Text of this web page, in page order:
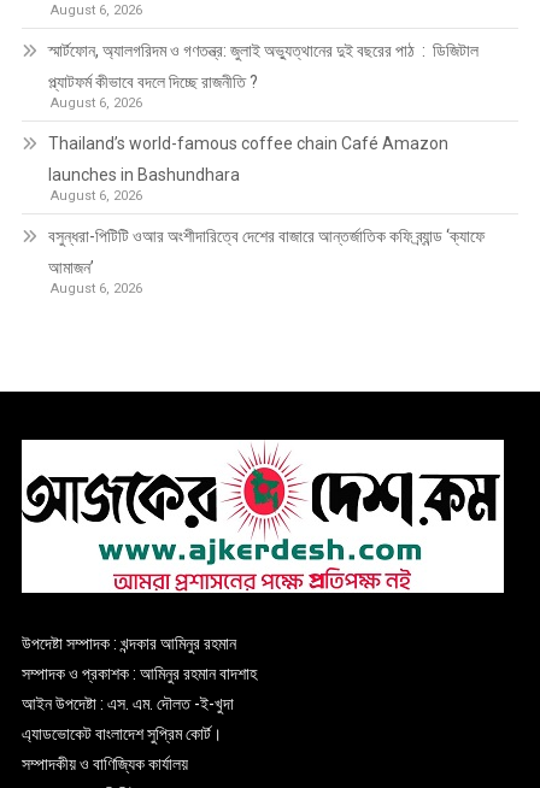
August 6, 2026
স্মার্টফোন, অ্যালগরিদম ও গণতন্ত্র: জুলাই অভ্যুত্থানের দুই বছরের পাঠ : ডিজিটাল
প্ল্যাটফর্ম কীভাবে বদলে দিচ্ছে রাজনীতি ?
August 6, 2026
Thailand’s world-famous coffee chain Café Amazon
launches in Bashundhara
August 6, 2026
বসুন্ধরা-পিটিটি ওআর অংশীদারিত্বে দেশের বাজারে আন্তর্জাতিক কফি ব্র্যান্ড ‘ক্যাফে
আমাজন’
August 6, 2026
উপদেষ্টা সম্পাদক : খন্দকার আমিনুর রহমান
সম্পাদক ও প্রকাশক : আমিনুর রহমান বাদশাহ
আইন উপদেষ্টা : এস. এম. দৌলত -ই-খুদা
এ্যাডভোকেট বাংলাদেশ সুপ্রিম কোর্ট।
সম্পাদকীয় ও বাণিজ্যিক কার্যালয়